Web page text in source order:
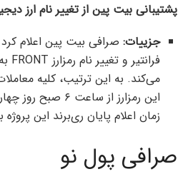
پشتیبانی بیت پین از تغییر نام ارز
جزییات: صرافی بیت پین اعلام کرد
می‌کند. به این ترتیب، کلیه
زمان اعلام پایان ری‌برند این
صرافی پول نو